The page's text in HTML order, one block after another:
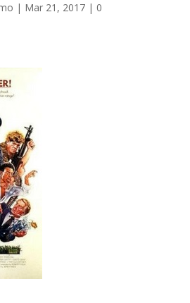
| Mar 21, 2017| 0